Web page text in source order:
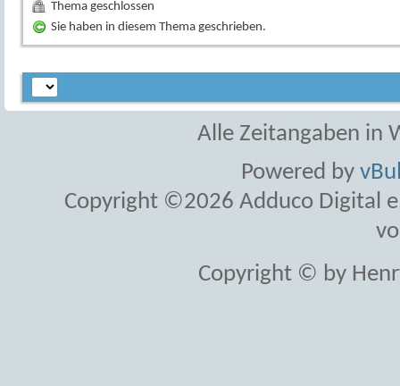
Thema geschlossen
Sie haben in diesem Thema geschrieben.
Alle Zeitangaben in
Powered by
Copyright ©2026 Adduco Digital
Copyright © by